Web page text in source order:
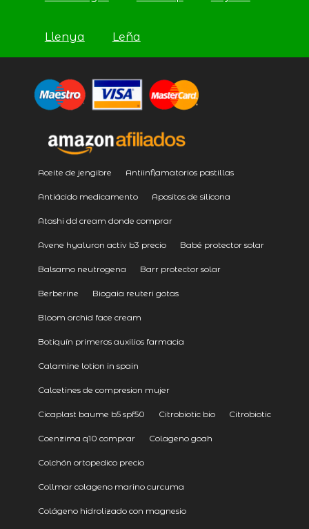
Llenya Leña
Aceite de jengibre Antiinflamatorios pastillas
Antiácido medicamento Apositos de silicona
Atashi dd cream donde comprar
Avene hyaluron activ b3 precio Babé protector solar
Balsamo neutrogena Barr protector solar
Berberine Biogaia reuteri gotas
Bloom orchid face cream
Botiquín primeros auxilios farmacia
Calamine lotion in spain
Calcetines de compresion mujer
Cicaplast baume b5 spf50 Citrobiotic bio Citrobiotic
Coenzima q10 comprar Colageno goah
Colchón ortopedico precio
Collmar colageno marino curcuma
Colágeno hidrolizado con magnesio